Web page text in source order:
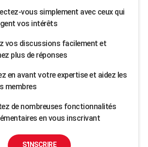
vous simplement avec ceux qui
vos intérêts
vos discussions facilement et
plus de réponses
en avant votre expertise et aidez les
membres
de nombreuses fonctionnalités
en vous inscrivant
S'INSCRIRE